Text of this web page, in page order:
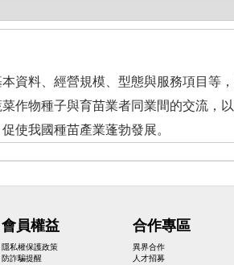
資料、經營規模、型態與服務項目等
作物種子與育苗業者同業間的交流，
使我國種苗產業蓬勃發展。
會員權益
隱私權保護政策
防詐騙提醒
合作專區
異界合作
人才招募